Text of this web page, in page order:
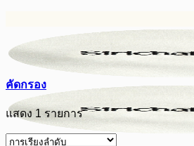
ยัง
คัดกรอง
แสดง 1 รายการ